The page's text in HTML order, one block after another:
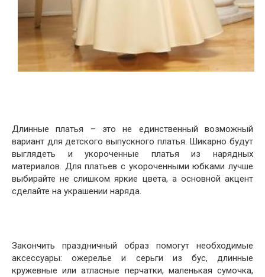
Длинные платья – это не единственный возможный
вариант для детского выпускного платья. Шикарно будут
выглядеть и укороченные платья из нарядных
материалов. Для платьев с укороченными юбками лучше
выбирайте не слишком яркие цвета, а основной акцент
сделайте на украшении наряда.
Закончить праздничный образ помогут необходимые
аксессуары: ожерелье и серьги из бус, длинные
кружевные или атласные перчатки, маленькая сумочка,